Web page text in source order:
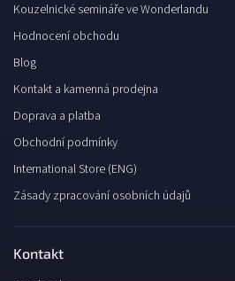
Kouzelnické semináře ve Wonderlandu
Hodnocení obchodu
Blog
Kontakt a kamenná prodejna
Doprava a platba
Obchodní podmínky
International Store (ENG)
Zásady zpracování osobních údajů
Kontakt